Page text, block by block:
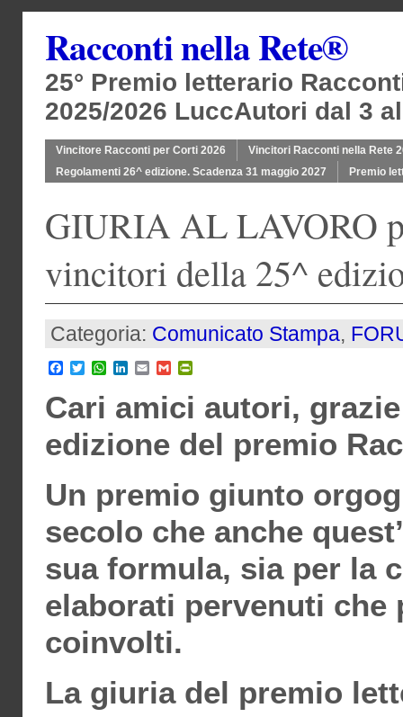
Racconti nella Rete®
25° Premio letterario
2025/2026 LuccAutori dal 3
Vincitore Racconti per Corti 2026
Vincitori Racconti nella Rete
Regolamenti 26^ edizione. Scadenza 31 maggio 2027
Premio
GIURIA AL LAVORO
vincitori della 25^
Categoria: Comunicato Stampa,
Facebook
TwitterWhatsApp
LinkedIn
EmailGmail
Cari amici autori,
edizione del premio
Un premio giunto
secolo che anche
sua formula, sia per la
elaborati pervenuti
coinvolti.
La giuria del premio